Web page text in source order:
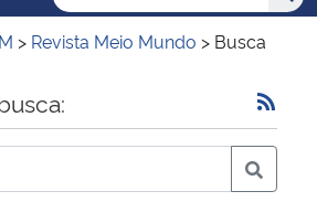
> Revista Meio Mundo > Busca